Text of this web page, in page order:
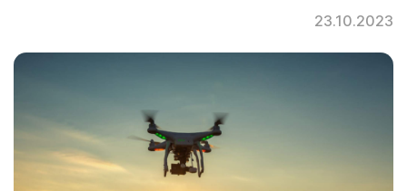
23.10.2023